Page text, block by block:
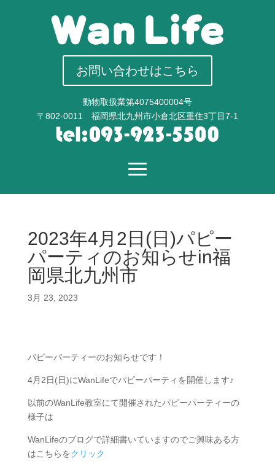
お問い合わせはこちら
動物取扱業第4075400004号
〒802-0011 福岡県北九州市小倉北区重住3丁目7-1
2023年4月2日(日)パピー
パーティのお知らせin福
岡県北九州市
3月 23, 2023
パピーパーティーのお知らせです！
4月2日(日)にWanLifeでパピーパーティを開催します♪
以前のWanLife教室にて開催されたパピーパーティーの
様子は
WanLifeのブログで詳細書いていますのでご興味ある方
はこちらをクリック